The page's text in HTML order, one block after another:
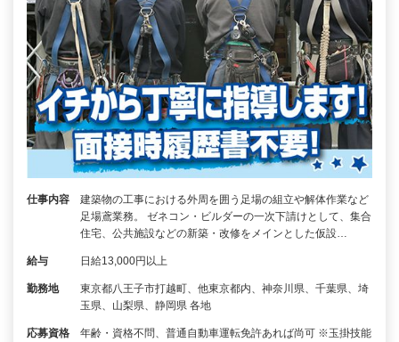
仕事内容
建築物の工事における外周を囲う足場の組立や解体作業など
足場鳶業務。 ゼネコン・ビルダーの一次下請けとして、集合
住宅、公共施設などの新築・改修をメインとした仮設…
給与 日給13,000円以上
勤務地
東京都八王子市打越町、他東京都内、神奈川県、千葉県、埼
玉県、山梨県、静岡県 各地
応募資格
年齢・資格不問、普通自動車運転免許あれば尚可 ※玉掛技能